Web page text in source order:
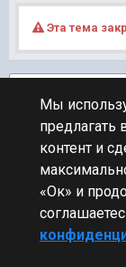
Эта тема
ПЕРЕЙТИ К
Клановый
Мы
контент и
«Ок» и